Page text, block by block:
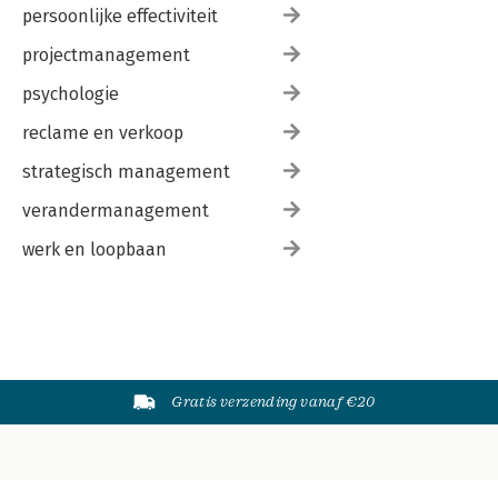
persoonlijke effectiviteit
projectmanagement
psychologie
reclame en verkoop
strategisch management
verandermanagement
werk en loopbaan
Gratis verzending vanaf €20